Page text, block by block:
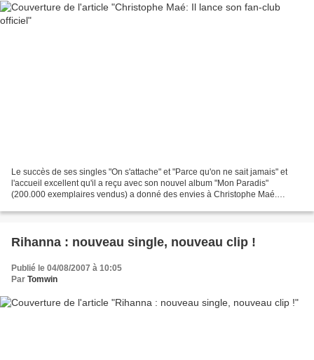
Le succès de ses singles "On s'attache" et "Parce qu'on ne sait jamais" et
l'accueil excellent qu'il a reçu avec son nouvel album "Mon Paradis"
(200.000 exemplaires vendus) a donné des envies à Christophe Maé.
Rihanna : nouveau single, nouveau clip !
Publié le 04/08/2007 à 10:05
Par Tomwin